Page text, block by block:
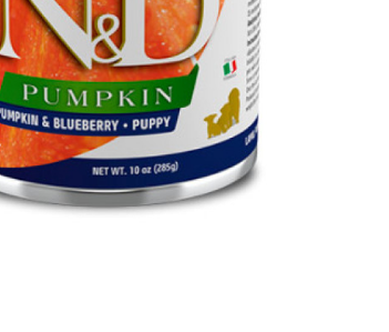
Рослинна олія
Борошно та
висівки
Подарункові
набори